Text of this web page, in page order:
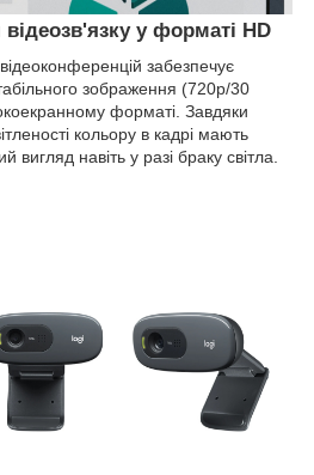
у форматі HD
забезпечує
зображення (720p/30
форматі. Завдяки
кольору в кадрі мають
вигляд навіть у разі браку світла.